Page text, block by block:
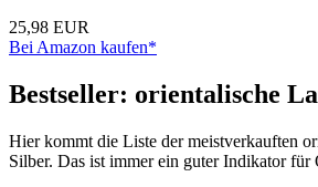
25,98 EUR
Bei Amazon kaufen*
Bestseller: orientalische
Hier kommt die Liste der meistverkauften
Silber. Das ist immer ein guter Indikator für